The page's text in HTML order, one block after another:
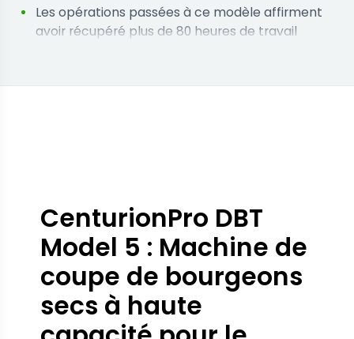
Les opérations passées à ce modèle affirment
avoir récupéré plus de 80 heures de travail
Les utilisateurs qui rencontraient auparavant
CenturionPro DBT
Model 5 : Machine de
coupe de bourgeons
secs à haute